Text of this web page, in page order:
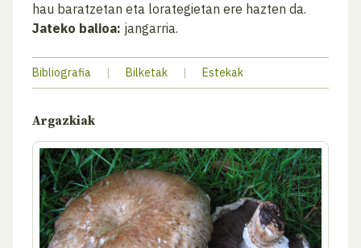
hau baratzetan eta lorategietan ere hazten da.
Jateko balioa: jangarria.
Bibliografia | Bilketak | Estekak
Argazkiak